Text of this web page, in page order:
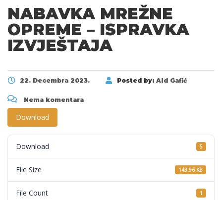
NABAVKA MREŽNE
OPREME – ISPRAVKA
IZVJEŠTAJA
22. Decembra 2023. Posted by: Aid Gafić
Nema komentara
Download
Download 5
File Size 143.96 KB
File Count 1